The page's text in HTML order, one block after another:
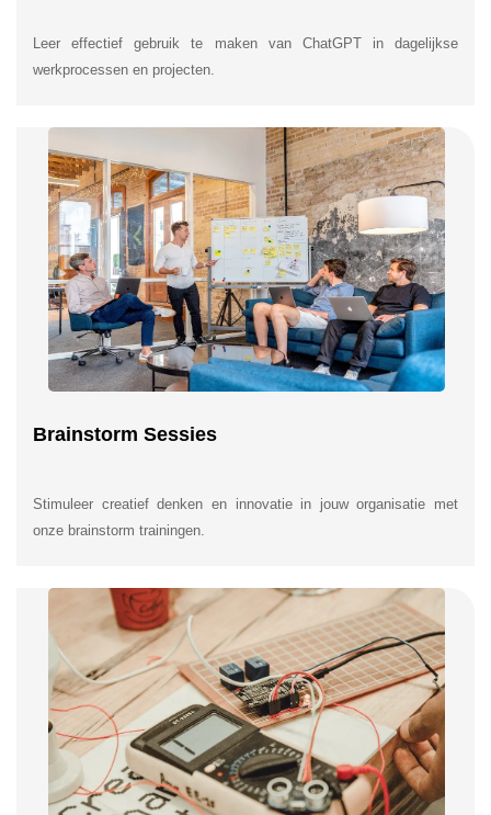
Leer effectief gebruik te maken van ChatGPT in dagelijkse
werkprocessen en projecten.
Brainstorm Sessies
Stimuleer creatief denken en innovatie in jouw organisatie met
onze brainstorm trainingen.